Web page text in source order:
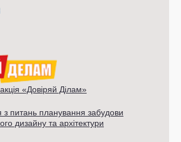
«Довіряй Ділам»
з питань планування забудови
дизайну та архітектури